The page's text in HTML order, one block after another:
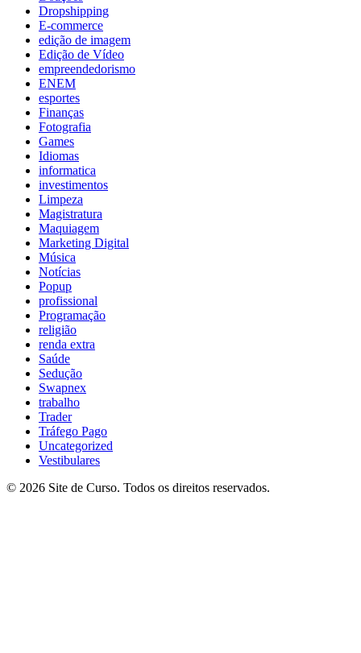
Dropshipping
E-commerce
edição de imagem
Edição de Vídeo
empreendedorismo
ENEM
esportes
Finanças
Fotografia
Games
Idiomas
informatica
investimentos
Limpeza
Magistratura
Maquiagem
Marketing Digital
Música
Notícias
Popup
profissional
Programação
religião
renda extra
Saúde
Sedução
Swapnex
trabalho
Trader
Tráfego Pago
Uncategorized
Vestibulares
© 2026 Site de Curso. Todos os direitos reservados.